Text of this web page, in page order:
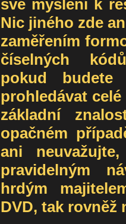
své myšlení k
Nic jiného zde
zaměřením
číselných
pokud budete
prohledávat
základní
opačném
ani
pravidelným
hrdým
DVD, tak rovněž